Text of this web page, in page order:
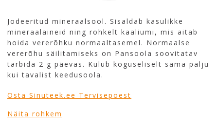
Jodeeritud mineraalsool. Sisaldab kasulikke
mineraalaineid ning rohkelt kaaliumi, mis aitab
hoida vererõhku normaaltasemel. Normaalse
vererõhu säilitamiseks on Pansoola soovitatav
tarbida 2 g päevas. Kulub koguseliselt sama palju
kui tavalist keedusoola.
Osta Sinuteek.ee Tervisepoest
Näita rohkem